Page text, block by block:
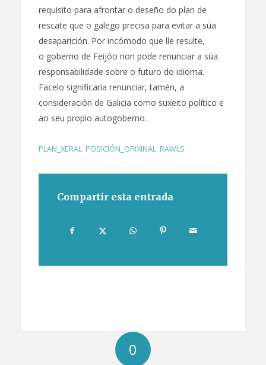
requisito para afrontar o deseño do plan de
rescate que o galego precisa para evitar a súa
desaparición. Por incómodo que lle resulte,
o goberno de Feijóo non pode renunciar a súa
responsabilidade sobre o futuro do idioma.
Facelo significaría renunciar, tamén, a
consideración de Galicia como suxeito político e
ao seu propio autogoberno.
PLAN_XERAL, POSICIÓN_ORIXINAL, RAWLS
Compartir esta entrada
0